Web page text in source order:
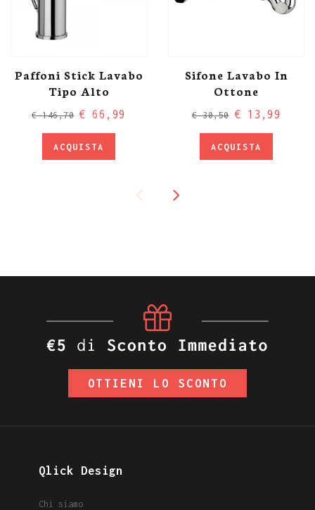
Paffoni Stick Lavabo
Tipo Alto
€ 146,70 € 66,99
ACQUISTA
Sifone Lavabo In
Ottone
€ 30,50 € 13,99
ACQUISTA
OTTIENI LO SCONTO
Qlick Design
Chi siamo